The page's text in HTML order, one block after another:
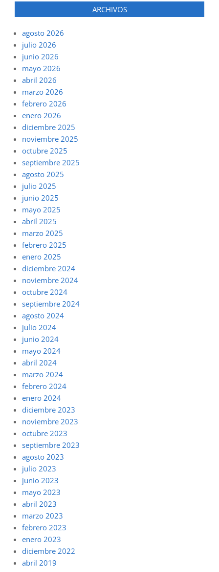
ARCHIVOS
agosto 2026
julio 2026
junio 2026
mayo 2026
abril 2026
marzo 2026
febrero 2026
enero 2026
diciembre 2025
noviembre 2025
octubre 2025
septiembre 2025
agosto 2025
julio 2025
junio 2025
mayo 2025
abril 2025
marzo 2025
febrero 2025
enero 2025
diciembre 2024
noviembre 2024
octubre 2024
septiembre 2024
agosto 2024
julio 2024
junio 2024
mayo 2024
abril 2024
marzo 2024
febrero 2024
enero 2024
diciembre 2023
noviembre 2023
octubre 2023
septiembre 2023
agosto 2023
julio 2023
junio 2023
mayo 2023
abril 2023
marzo 2023
febrero 2023
enero 2023
diciembre 2022
abril 2019